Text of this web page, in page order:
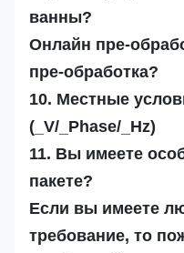
ванны?
Онлайн пре-
пре-обработка?
10. Местные
(_V/_Phase/_Hz)
11. Вы имеете
пакете?
Если вы имеете
требование, то